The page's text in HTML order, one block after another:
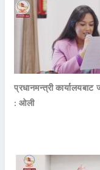
प्रधानमन्त्री
: ओली